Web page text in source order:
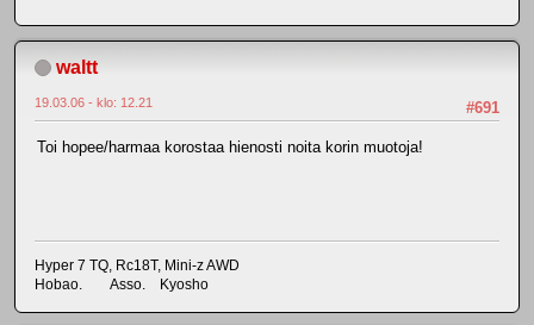
waltt
#691
19.03.06 - klo: 12.21
Toi hopee/harmaa korostaa hienosti noita korin muotoja!
Hyper 7 TQ, Rc18T, Mini-z AWD
Hobao. Asso. Kyosho